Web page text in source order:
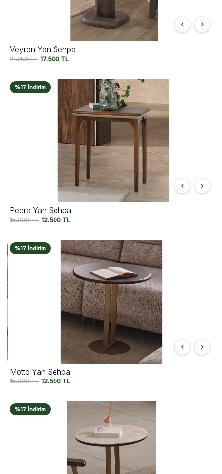
Veyron Yan Sehpa
21.250TL 17.500 TL
%17 İndirim
Pedra Yan Sehpa
15.000TL 12.500 TL
%17 İndirim
Motto Yan Sehpa
15.000TL 12.500 TL
%17 İndirim